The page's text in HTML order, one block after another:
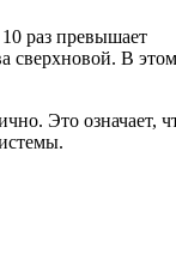
раз превышает
сверхновой. В этом
Это означает,